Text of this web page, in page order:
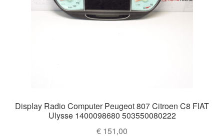
Display Radio Computer Peugeot 807 Citroen C8 FIAT
Ulysse 1400098680 503550080222
€ 151,00